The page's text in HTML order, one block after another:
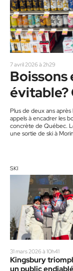
7 avril 2026 à 2h29
Boissons
évitable?
Plus de deux ans
appels à encadrer les
concrète de Québec.
une sortie de ski à
SKI
31 mars 2026 à 10h41
Kingsbury